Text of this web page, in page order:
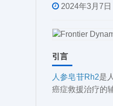
2024年3月7日
引言
人参皂苷Rh2是
癌症救援治疗的